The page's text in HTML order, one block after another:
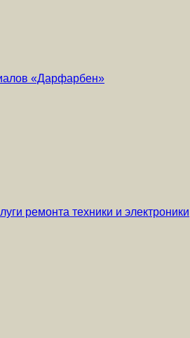
«Дарфарбен»
ремонта техники и электроники